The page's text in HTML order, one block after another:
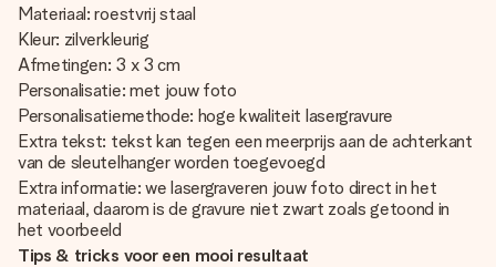
Materiaal: roestvrij staal
Kleur: zilverkleurig
Afmetingen: 3 x 3 cm
Personalisatie: met jouw foto
Personalisatiemethode: hoge kwaliteit lasergravure
Extra tekst: tekst kan tegen een meerprijs aan de achterkant
van de sleutelhanger worden toegevoegd
Extra informatie: we lasergraveren jouw foto direct in het
materiaal, daarom is de gravure niet zwart zoals getoond in
het voorbeeld
Tips & tricks voor een mooi resultaat